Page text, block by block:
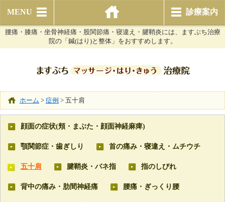
MENU 診療案内
腰痛・膝痛・坐骨神経痛・股関節痛・寝違え・腱鞘炎には、ますぶち治療
院の「鍼(はり)と整体」をおすすめします。
ホーム > 症例 > 五十肩
顔面の症状(頬・まぶた・顔面神経麻痺)
顎関節症・歯ぎしり 首の痛み・寝違え・ムチウチ
五十肩 腱鞘炎・バネ指 指のしびれ
背中の痛み・肋間神経痛 腰痛・ぎっくり腰